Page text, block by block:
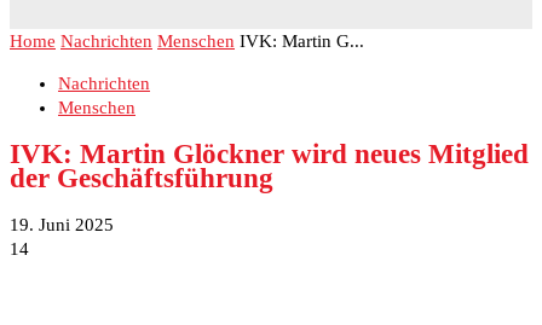
Home Nachrichten Menschen IVK: Martin G...
Nachrichten
Menschen
IVK: Martin Glöckner wird neues Mitglied
der Geschäftsführung
19. Juni 2025
14